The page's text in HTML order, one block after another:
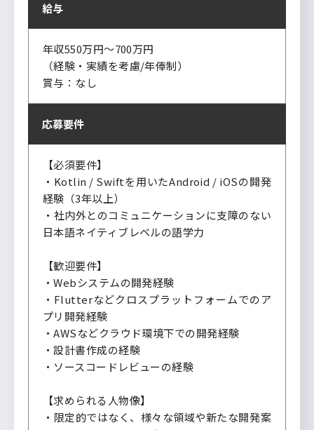
給与
年収550万円～700万円
（経験・実績を考慮/年俸制）
賞与：なし
応募要件
【必須要件】
・Kotlin / Swiftを用いたAndroid / iOSの開発
経験（3年以上）
・社内外とのコミュニケーションに支障のない
日本語ネイティブレベルの語学力
【歓迎要件】
・Webシステムの開発経験
・Flutterなどクロスプラットフォームでのア
プリ開発経験
・AWSなどクラウド環境下での開発経験
・設計書作成の経験
・ソースコードレビューの経験
【求められる人物像】
・限定的ではなく、様々な領域や新たな開発案